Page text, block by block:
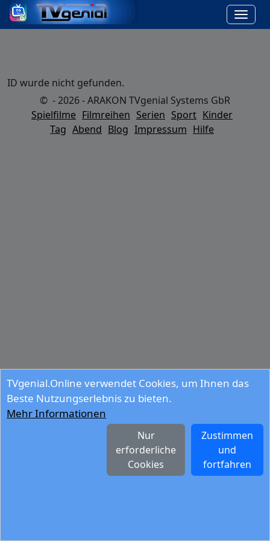
TVgenial.Online verwendet Cookies, um Ihnen das
Beste Nutzungserlebnis zu bieten.
Mehr Informationen
Zustimmen
und
fortfahren
Nur
erforderliche
Cookies
ID wurde nicht gefunden.
© - 2026 - ARAKON TVgenial Systems GbR
Spielfilme Filmreihen Serien Sport Kinder
Tag Abend Blog Impressum Hilfe